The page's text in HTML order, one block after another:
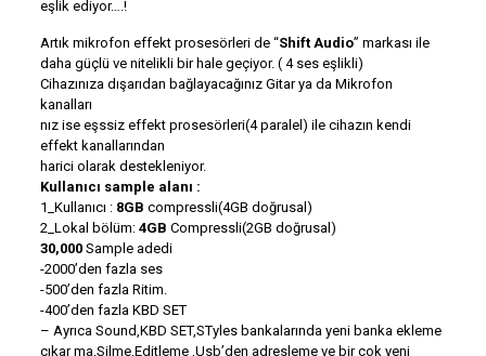
eşlik ediyor….!
Artık mikrofon effekt prosesörleri de “Shift Audio” markası ile
daha güçlü ve nitelikli bir hale geçiyor. ( 4 ses eşlikli)
Cihazınıza dışarıdan bağlayacağınız Gitar ya da Mikrofon
kanalları
nız ise eşssiz effekt prosesörleri(4 paralel) ile cihazın kendi
effekt kanallarından
harici olarak destekleniyor.
Kullanıcı sample alanı :
1_Kullanıcı : 8GB compressli(4GB doğrusal)
2_Lokal bölüm: 4GB Compressli(2GB doğrusal)
30,000 Sample adedi
-2000’den fazla ses
-500’den fazla Ritim.
-400’den fazla KBD SET
– Ayrıca Sound,KBD SET,STyles bankalarında yeni banka ekleme
çıkar ma,Silme,Editleme ,Usb’den adresleme ve bir çok yeni